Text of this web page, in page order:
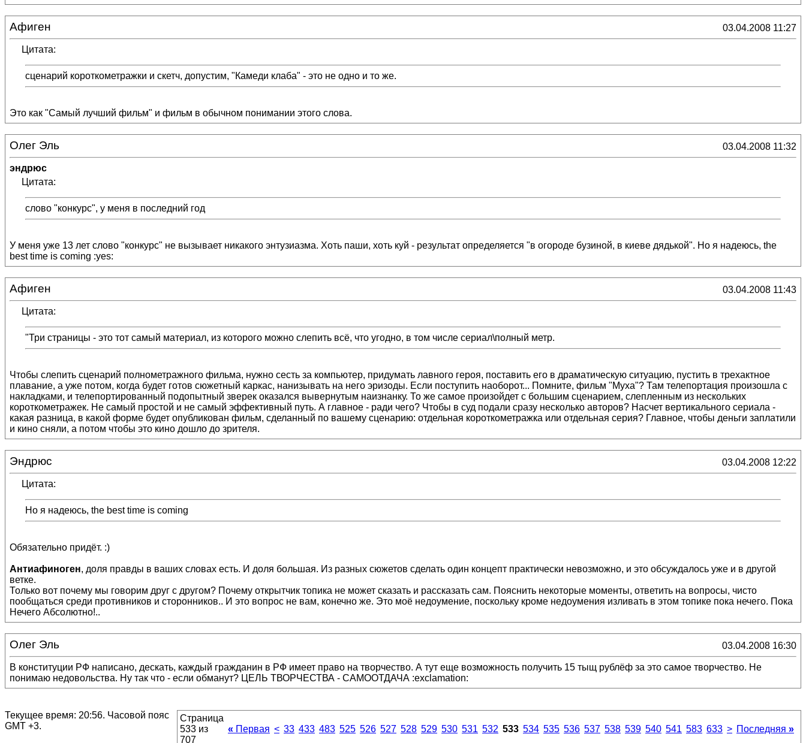
Афиген 03.04.2008 11:27
Цитата:
сценарий короткометражки и скетч, допустим, "Камеди клаба" - это не одно и то же.
Это как "Самый лучший фильм" и фильм в обычном понимании этого слова.
Олег Эль 03.04.2008 11:32
эндрюс
Цитата:
слово "конкурс", у меня в последний год
У меня уже 13 лет слово "конкурс" не вызывает никакого энтузиазма. Хоть паши, хоть куй - результат определяется "в огороде бузиной, в киеве дядькой". Но я надеюсь, the
best time is coming :yes:
Афиген 03.04.2008 11:43
Цитата:
"Три страницы - это тот самый материал, из которого можно слепить всё, что угодно, в том числе сериал\полный метр.
Чтобы слепить сценарий полнометражного фильма, нужно сесть за компьютер, придумать лавного героя, поставить его в драматическую ситуацию, пустить в трехактное
плавание, а уже потом, когда будет готов сюжетный каркас, нанизывать на него эризоды. Если поступить наоборот... Помните, фильм "Муха"? Там телепортация произошла с
накладками, и телепортированный подопытный зверек оказался вывернутым наизнанку. То же самое произойдет с большим сценарием, слепленным из нескольких
короткометражек. Не самый простой и не самый эффективный путь. А главное - ради чего? Чтобы в суд подали сразу несколько авторов? Насчет вертикального сериала -
какая разница, в какой форме будет опубликован фильм, сделанный по вашему сценарию: отдельная короткометражка или отдельная серия? Главное, чтобы деньги заплатили
и кино сняли, а потом чтобы это кино дошло до зрителя.
Эндрюс 03.04.2008 12:22
Цитата:
Но я надеюсь, the best time is coming
Обязательно придёт. :)
Антиафиноген, доля правды в ваших словах есть. И доля большая. Из разных сюжетов сделать один концепт практически невозможно, и это обсуждалось уже и в другой
ветке.
Только вот почему мы говорим друг с другом? Почему открытчик топика не может сказать и рассказать сам. Пояснить некоторые моменты, ответить на вопросы, чисто
пообщаться среди противников и сторонников.. И это вопрос не вам, конечно же. Это моё недоумение, поскольку кроме недоумения изливать в этом топике пока нечего. Пока
Нечего Абсолютно!..
Олег Эль 03.04.2008 16:30
В конституции РФ написано, дескать, каждый гражданин в РФ имеет право на творчество. А тут еще возможность получить 15 тыщ рублёф за это самое творчество. Не
понимаю недовольства. Ну так что - если обманут? ЦЕЛЬ ТВОРЧЕСТВА - САМООТДАЧА :exclamation:
Текущее время: 20:56. Часовой пояс
GMT +3.
Страница
533 из
707
« Первая < 33 433 483 525 526 527 528 529 530 531 532 533 534 535 536 537 538 539 540 541 583 633 > Последняя »